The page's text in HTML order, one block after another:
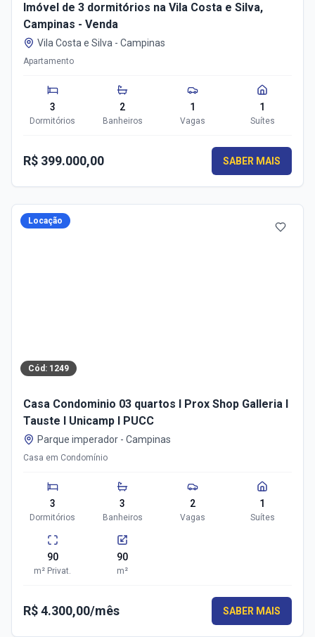
Imóvel de 3 dormitórios na Vila Costa e Silva,
Campinas - Venda
Vila Costa e Silva - Campinas
Apartamento
3
Dormitórios
2
Banheiros
1
Vagas
1
Suítes
R$ 399.000,00 SABER MAIS
Locação
Cód: 1249
Casa Condominio 03 quartos I Prox Shop Galleria I
Tauste I Unicamp I PUCC
Parque imperador - Campinas
Casa em Condomínio
3
Dormitórios
3
Banheiros
2
Vagas
1
Suítes
90
m² Privat.
90
m²
R$ 4.300,00/mês SABER MAIS